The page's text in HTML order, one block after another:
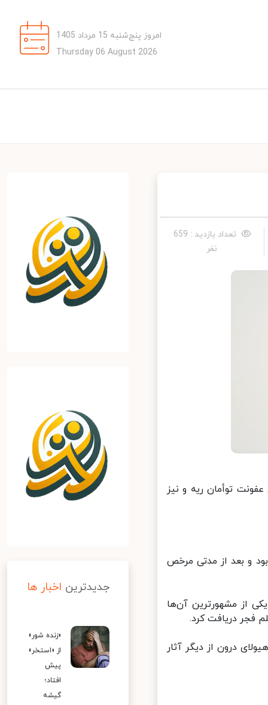
امروز پنج‌شنبه 15 مرداد 1405
Thursday 06 August 2026
تعداد بازدید : 659
نفر
توأمان ریه و نیز
و بعد از مدتی مرخص
از مشهورترین آن‌ها
دریافت کرد.
درون از دیگر آثار
جدیدترین اخبار ها
«زنده شور»
از «استخر»
پیش
افتاد؛
گیشه